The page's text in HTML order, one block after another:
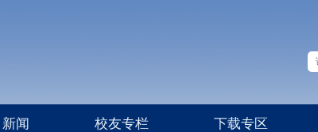
闻 校友专栏 下载专区